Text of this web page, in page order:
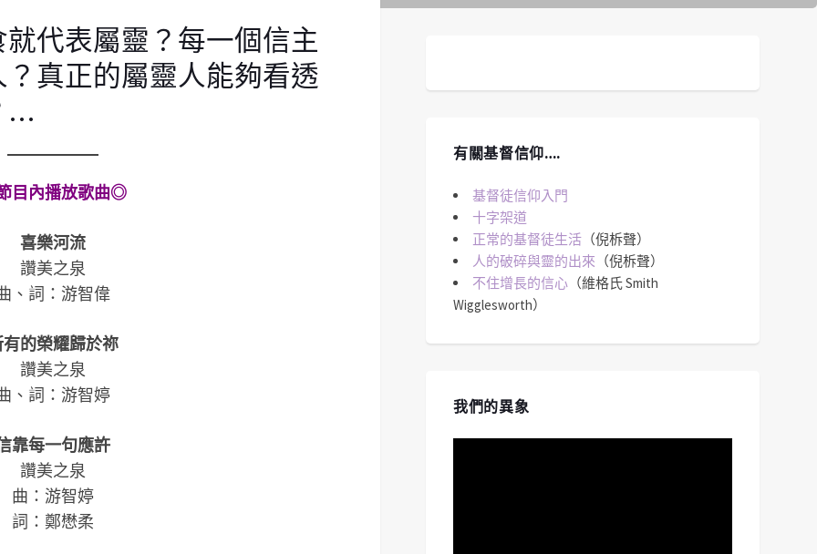
代表屬靈？每一個信主
真正的屬靈人能夠看透
…
目內播放歌曲◎
喜樂河流
讚美之泉
、詞：游智偉
的榮耀歸於祢
讚美之泉
、詞：游智婷
靠每一句應許
讚美之泉
曲：游智婷
詞：鄭懋柔
有關基督信仰….
基督徒信仰入門
十字架道
正常的基督徒生活 （倪柝聲）
人的破碎與靈的出來 （倪柝聲）
不住增長的信心 （維格氏 Smith
Wigglesworth）
我們的異象